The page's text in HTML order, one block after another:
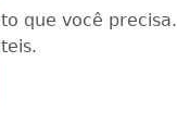
que você precisa.